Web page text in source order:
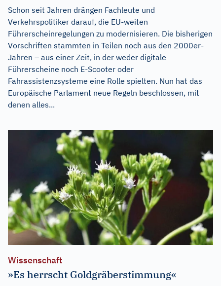
Schon seit Jahren drängen Fachleute und
Verkehrspolitiker darauf, die EU-weiten
Führerscheinregelungen zu modernisieren. Die bisherigen
Vorschriften stammten in Teilen noch aus den 2000er-
Jahren – aus einer Zeit, in der weder digitale
Führerscheine noch E-Scooter oder
Fahrassistenzsysteme eine Rolle spielten. Nun hat das
Europäische Parlament neue Regeln beschlossen, mit
denen alles...
Wissenschaft
»Es herrscht Goldgräberstimmung«